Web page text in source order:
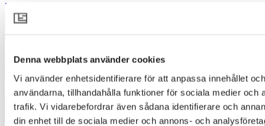
Denna webbplats använder cookies
Vi använder enhetsidentifierare för att anpassa innehållet
användarna, tillhandahålla funktioner för sociala medier och
trafik. Vi vidarebefordrar även sådana identifierare och
din enhet till de sociala medier och annons- och
5251
5731